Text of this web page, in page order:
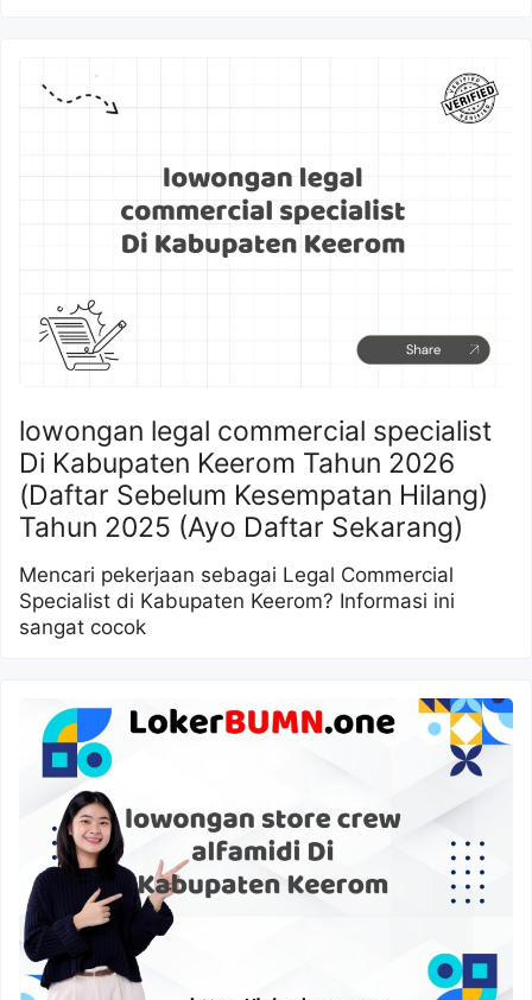
lowongan legal commercial specialist
Di Kabupaten Keerom Tahun 2026
(Daftar Sebelum Kesempatan Hilang)
Tahun 2025 (Ayo Daftar Sekarang)
Mencari pekerjaan sebagai Legal Commercial
Specialist di Kabupaten Keerom? Informasi ini
sangat cocok